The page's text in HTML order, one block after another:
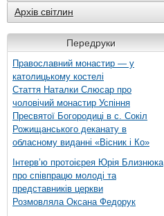
Архів світлин
Передруки
Православний монастир — у
католицькому костелі
Стаття Наталки Слюсар про
чоловічий монастир Успіння
Пресвятої Богородиці в с. Сокіл
Рожищанського деканату в
обласному виданні «Вісник і Ко»
Інтерв’ю протоієрея Юрія Близнюка
про співпрацю молоді та
представників церкви
Розмовляла Оксана Федорук